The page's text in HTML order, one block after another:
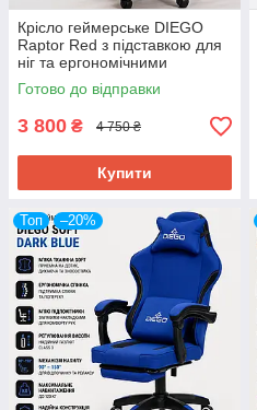
Крісло геймерське DIEGO
Raptor Red з підставкою для
ніг та ергономічними
подушками
Готово до відправки
3 800 ₴ 4 750 ₴
Купити
Топ –20%